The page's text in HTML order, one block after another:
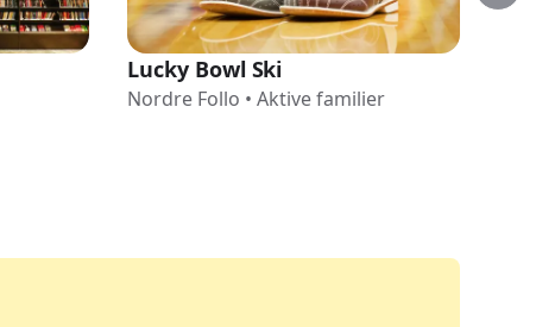
Lucky Bowl Ski
Nordre Follo • Aktive familier